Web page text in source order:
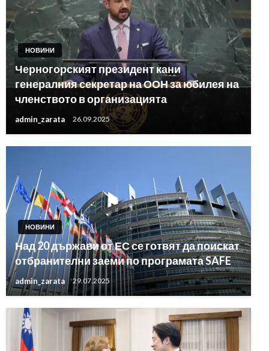
НОВИНИ
Черногорският президент кани
генералния секретар на ООН за юбилея на
членството в организацията
admin_zarata 26.09.2025
НОВИНИ
Над 20 държави от ЕС се готвят да поискат
отбранителни заеми по програмата SAFE
admin_zarata 29.07.2025